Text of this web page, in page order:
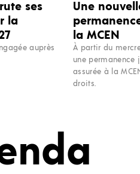
ses
la
auprès
Une
la MCEN
À partir du
une permanence
assurée à la
droits.